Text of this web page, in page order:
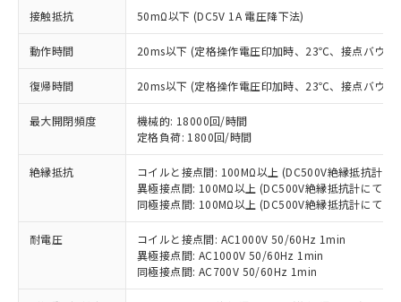
接触抵抗 50mΩ以下 (DC5V 1A 電圧降下法)
動作時間 20ms以下 (定格操作電圧印加時、23℃、接点バウン
復帰時間 20ms以下 (定格操作電圧印加時、23℃、接点バウン
最大開閉頻度
機械的: 18000回/時間
定格負荷: 1800回/時間
絶縁抵抗
コイルと接点間: 100MΩ以上 (DC500V絶縁抵抗計に
異極接点間: 100MΩ以上 (DC500V絶縁抵抗計にて)
同極接点間: 100MΩ以上 (DC500V絶縁抵抗計にて)
耐電圧
コイルと接点間: AC1000V 50/60Hz 1min
異極接点間: AC1000V 50/60Hz 1min
同極接点間: AC700V 50/60Hz 1min
ご利用条件
以下の条件をお読みいただき、同意のうえ
ご利用ください。
本サービスは、当社制御機器事業取扱
商品の当社在庫状況および標準価格
(税抜)を提供させていただくもので
当社制御機器事業取扱商品の中には、
本サービスの対象外となる商品もある
ことをご了承ください。
在庫状況および標準価格照会結果は、
す。
対応予定：EU RoHS指令（10物質）の非含
有に対応した製品に切り替える予定のある
商品です。
対応予定なし：EU RoHS指令（10物質）の
非含有に非対応の商品で、対応品を出す予
定はありません。
調査・確認中：EU RoHS指令（10物質）の
非含有の対応状況を調査中または確認中の
商品です。
非該当品：ライセンス料など無形物で、有
害物質有無と関係のない商品です。
仕入先様の事情により、非含有部品として
いたものが、含有品と判明した場合などや
むを得ず変更することがあります。
※1 中国RoHS○×表
「○」：最大均質材料含有率が中国RoHSの
基準値以下であることを示します。
「×」：最大均質材料含有率が中国RoHSの
基準値を超えていることを示します。
「－」：未確認です。当社販売部門へお問
い合わせください。
当社は、これら貴社製品のうち、外国
為替および外国貿易法に定める商品